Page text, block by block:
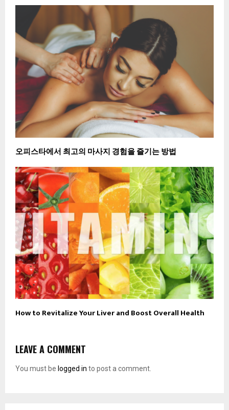
오피스타에서 최고의 마사지 경험을 즐기는 방법
How to Revitalize Your Liver and Boost Overall Health
LEAVE A COMMENT
You must be logged in to post a comment.